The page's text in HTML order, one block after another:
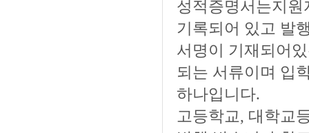
성적증명서는지
기록되어 있고 발
서명이 기재되어
되는 서류이며 입
하나입니다.
고등학교, 대학교